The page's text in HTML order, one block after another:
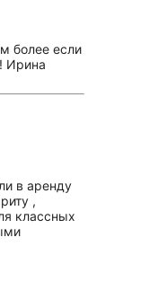
более если
Ирина
в аренду
,
классных